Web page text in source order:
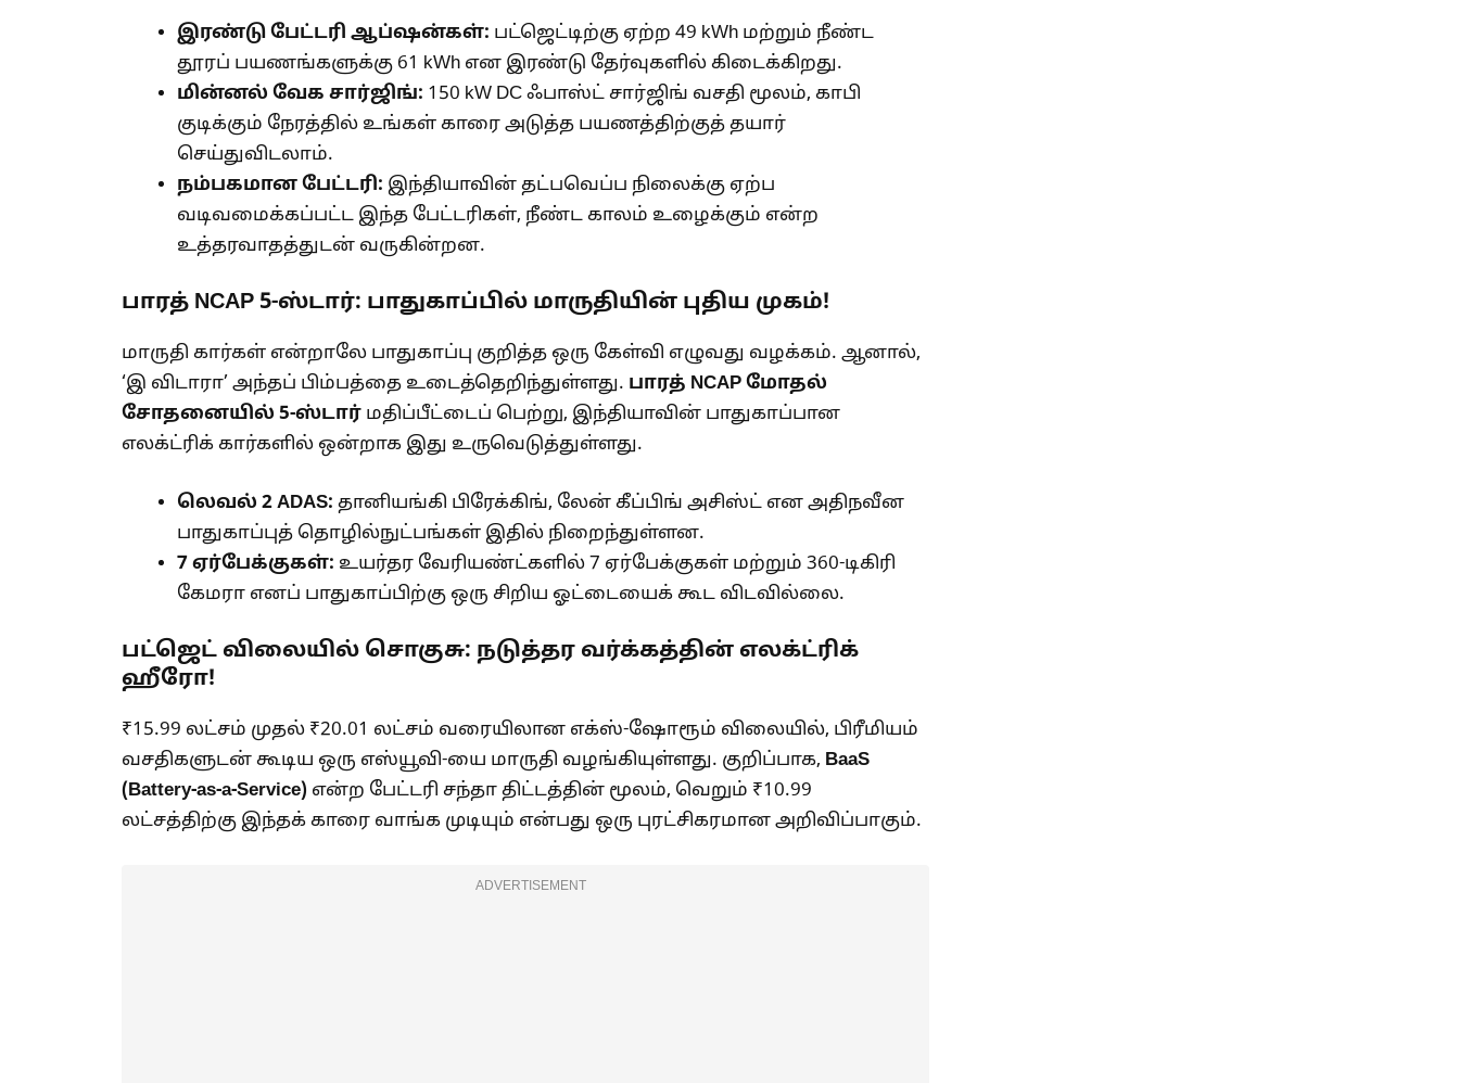
இரண்டு பேட்டரி ஆப்ஷன்கள்: பட்ஜெட்டிற்கு ஏற்ற 49 kWh மற்றும் நீண்ட
தூரப் பயணங்களுக்கு 61 kWh என இரண்டு தேர்வுகளில் கிடைக்கிறது.
மின்னல் வேக சார்ஜிங்: 150 kW DC ஃபாஸ்ட் சார்ஜிங் வசதி மூலம், காபி
குடிக்கும் நேரத்தில் உங்கள் காரை அடுத்த பயணத்திற்குத் தயார்
செய்துவிடலாம்.
நம்பகமான பேட்டரி: இந்தியாவின் தட்பவெப்ப நிலைக்கு ஏற்ப
வடிவமைக்கப்பட்ட இந்த பேட்டரிகள், நீண்ட காலம் உழைக்கும் என்ற
உத்தரவாதத்துடன் வருகின்றன.
பாரத் NCAP 5-ஸ்டார்: பாதுகாப்பில் மாருதியின் புதிய முகம்!
மாருதி கார்கள் என்றாலே பாதுகாப்பு குறித்த ஒரு கேள்வி எழுவது வழக்கம். ஆனால்,
‘இ விடாரா’ அந்தப் பிம்பத்தை உடைத்தெறிந்துள்ளது. பாரத் NCAPமோதல்
சோதனையில் 5-ஸ்டார் மதிப்பீட்டைப் பெற்று, இந்தியாவின் பாதுகாப்பான
எலக்ட்ரிக் கார்களில் ஒன்றாக இது உருவெடுத்துள்ளது.
லெவல் 2 ADAS: தானியங்கி பிரேக்கிங், லேன் கீப்பிங் அசிஸ்ட் என அதிநவீன
பாதுகாப்புத் தொழில்நுட்பங்கள் இதில் நிறைந்துள்ளன.
7ஏர்பேக்குகள்: உயர்தர வேரியண்ட்களில் 7 ஏர்பேக்குகள் மற்றும் 360-டிகிரி
கேமரா எனப் பாதுகாப்பிற்கு ஒரு சிறிய ஓட்டையைக் கூட விடவில்லை.
பட்ஜெட் விலையில் சொகுசு: நடுத்தர வர்க்கத்தின் எலக்ட்ரிக்
ஹீரோ!
₹15.99 லட்சம் முதல் ₹20.01 லட்சம் வரையிலான எக்ஸ்-ஷோரூம் விலையில், பிரீமியம்
வசதிகளுடன் கூடிய ஒரு எஸ்யூவி-யை மாருதி வழங்கியுள்ளது. குறிப்பாக, BaaS
(Battery-as-a-Service) என்ற பேட்டரி சந்தா திட்டத்தின் மூலம், வெறும் ₹10.99
லட்சத்திற்கு இந்தக் காரை வாங்க முடியும் என்பது ஒரு புரட்சிகரமான அறிவிப்பாகும்.
ADVERTISEMENT